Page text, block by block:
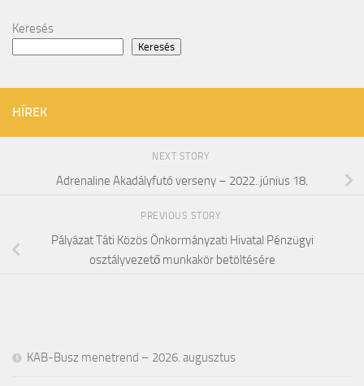
Keresés
Keresés
HÍREK
NEXT STORY
Adrenaline Akadályfutó verseny – 2022. június 18.
PREVIOUS STORY
Pályázat Táti Közös Önkormányzati Hivatal Pénzügyi
osztályvezető munkakör betöltésére
KAB-Busz menetrend – 2026. augusztus